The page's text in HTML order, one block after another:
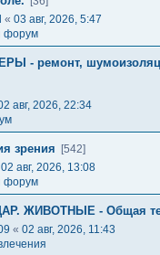
« 03 авг, 2026, 5:47
форум
- ремонт,
авг, 2026, 22:34
зрения
[542]
02 авг, 2026, 13:08
форум
ЖИВОТНЫЕ - Общая
« 02 авг, 2026, 11:43